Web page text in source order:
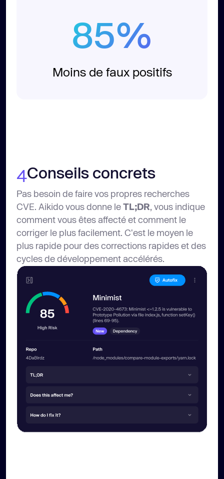
85%
Moins de faux positifs
4Conseils concrets
Pas besoin de faire vos propres recherches
CVE. Aikido vous donne leTL;DR, vous indique
comment vous êtes affecté et comment le
corriger le plus facilement. C'est le moyen le
plus rapide pour des corrections rapides et des
cycles de développement accélérés.